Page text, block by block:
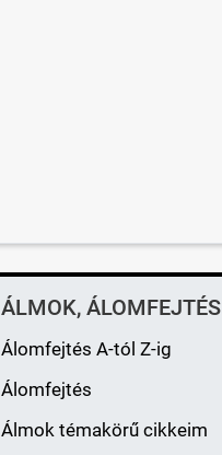
ÁLMOK, ÁLOMFEJTÉS
Álomfejtés A-tól Z-ig
Álomfejtés
Álmok témakörű cikkeim